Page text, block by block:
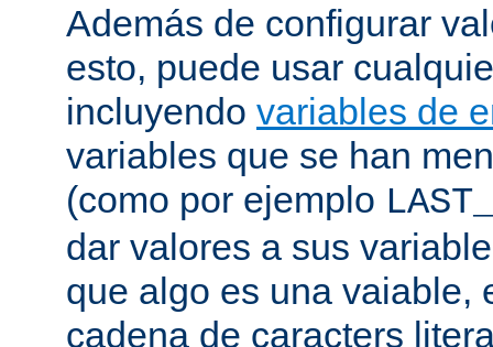
Además de configurar
esto, puede usar
incluyendo variables de
variables que se han
(como por ejemplo
dar valores a sus
que algo es una vaiable,
cadena de caracters